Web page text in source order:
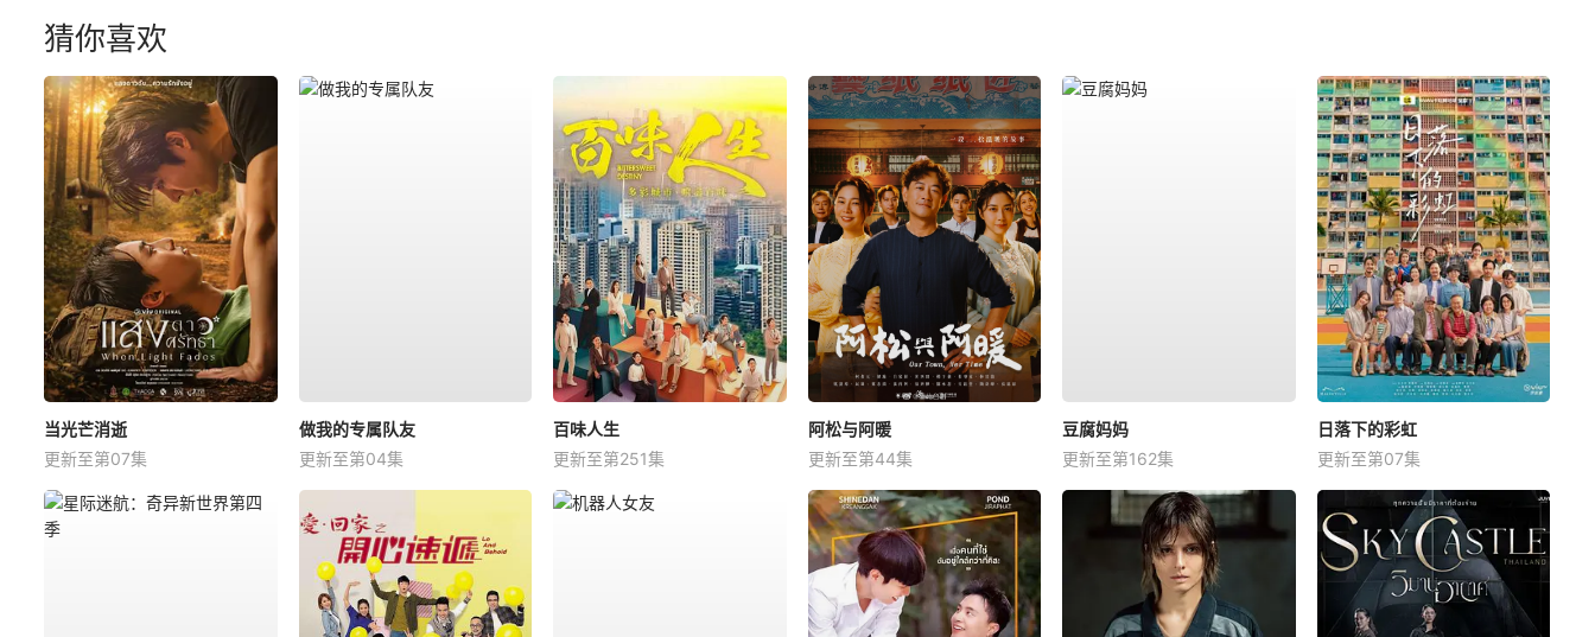
猜你喜欢
当光芒消逝
更新至第07集
做我的专属队友
更新至第04集
百味人生
更新至第251集
阿松与阿暖
更新至第44集
豆腐妈妈
更新至第162集
日落下的彩虹
更新至第07集